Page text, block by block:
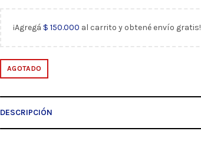
¡Agregá $ 150.000 al carrito y obtené envío gratis!
AGOTADO
DESCRIPCIÓN